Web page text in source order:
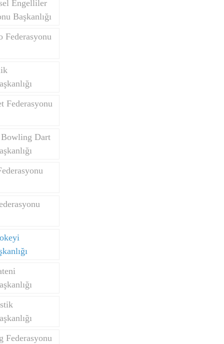
Engelliler
Başkanlığı
Federasyonu
Federasyonu
Dart
Federasyonu